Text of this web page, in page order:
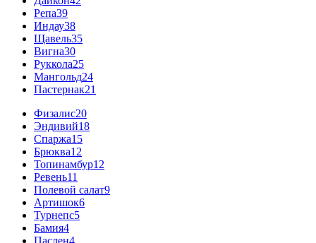
Репа39
Индау38
Щавель35
Вигна30
Руккола25
Мангольд24
Пастернак21
Физалис20
Эндивий18
Спаржа15
Брюква12
Топинамбур12
Ревень11
Полевой салат9
Артишок6
Турнепс5
Бамия4